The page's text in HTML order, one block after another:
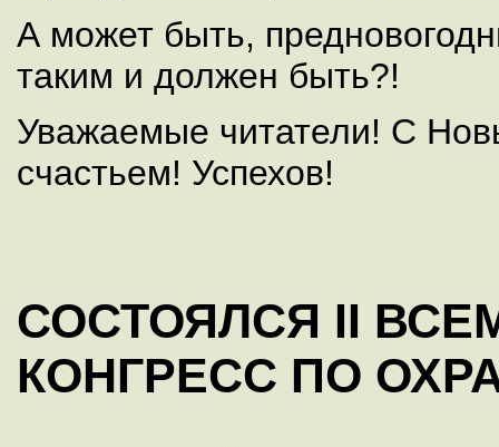
А может быть,
таким и должен быть?!
Уважаемые читатели! С
счастьем! Успехов!
СОСТОЯЛСЯ II
КОНГРЕСС ПО